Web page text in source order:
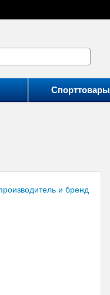
Спорттовары